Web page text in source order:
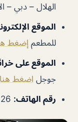
الهلال – دبي –
الموقع
للمطعم إضغط
الموقع على
جوجل اضغط هنا
رقم الهاتف: